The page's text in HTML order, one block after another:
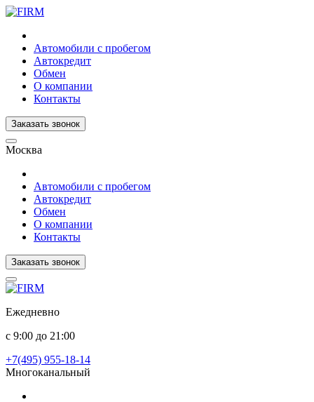
Автомобили с пробегом
Автокредит
Обмен
О компании
Контакты
Заказать звонок
Москва
Автомобили с пробегом
Автокредит
Обмен
О компании
Контакты
Заказать звонок
Ежедневно
с 9:00 до 21:00
+7(495) 955-18-14
Многоканальный